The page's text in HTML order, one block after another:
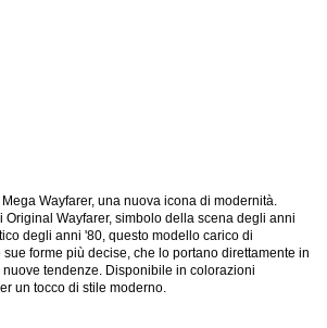
Wayfarer, una nuova icona di modernità.
Original Wayfarer, simbolo della scena degli anni
degli anni '80, questo modello carico di
forme più decise, che lo portano direttamente in
tendenze. Disponibile in colorazioni
un tocco di stile moderno.